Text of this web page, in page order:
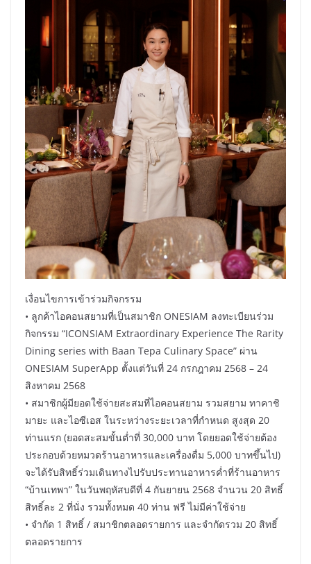
เงื่อนไขการเข้าร่วมกิจกรรม
• ลูกค้าไอคอนสยามที่เป็นสมาชิก ONESIAM ลงทะเบียนร่วม
กิจกรรม “ICONSIAM Extraordinary Experience The Rarity
Dining series with Baan Tepa Culinary Space” ผ่าน
ONESIAM SuperApp ตั้งแต่วันที่ 24 กรกฎาคม 2568 – 24
สิงหาคม 2568
• สมาชิกผู้มียอดใช้จ่ายสะสมที่ไอคอนสยาม รวมสยาม ทาคาชิ
มายะ และไอซีเอส ในระหว่างระยะเวลาที่กำหนด สูงสุด 20
ท่านแรก (ยอดสะสมขั้นต่ำที่ 30,000 บาท โดยยอดใช้จ่ายต้อง
ประกอบด้วยหมวดร้านอาหารและเครื่องดื่ม 5,000 บาทขึ้นไป)
จะได้รับสิทธิ์ร่วมเดินทางไปรับประทานอาหารค่ำที่ร้านอาหาร
“บ้านเทพา” ในวันพฤหัสบดีที่ 4 กันยายน 2568 จำนวน 20 สิทธิ์
สิทธิ์ละ 2 ที่นั่ง รวมทั้งหมด 40 ท่าน ฟรี ไม่มีค่าใช้จ่าย
• จำกัด 1 สิทธิ์ / สมาชิกตลอดรายการ และจำกัดรวม 20 สิทธิ์
ตลอดรายการ